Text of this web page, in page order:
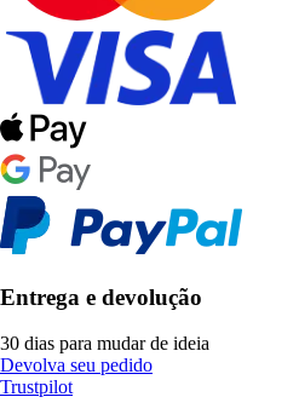
Entrega e devolução
30 dias para mudar de ideia
Devolva seu pedido
Trustpilot